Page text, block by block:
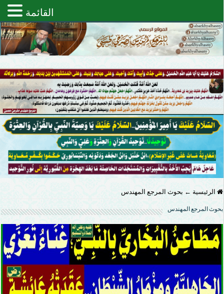
الرئيسية ← بحوث المرجع المهندس
بحوث المرجع المهندس
القائمة